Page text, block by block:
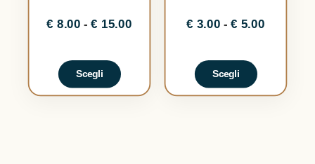
€ 8.00 - € 15.00
Scegli
€ 3.00 - € 5.00
Scegli